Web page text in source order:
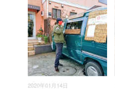
2020年01月14日